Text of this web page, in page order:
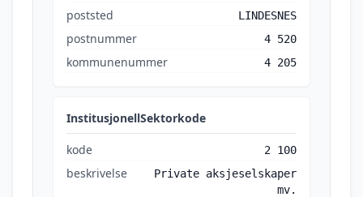
poststed LINDESNES
postnummer 4 520
kommunenummer 4 205
InstitusjonellSektorkode
kode 2 100
beskrivelse
Private aksjeselskaper
mv.